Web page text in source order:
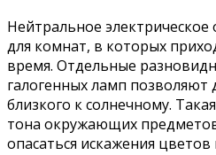
Нейтральное
для комнат, в которых
время. Отдельные
галогенных ламп позволяют
близкого к солнечному.
тона окружающих
опасаться искажения